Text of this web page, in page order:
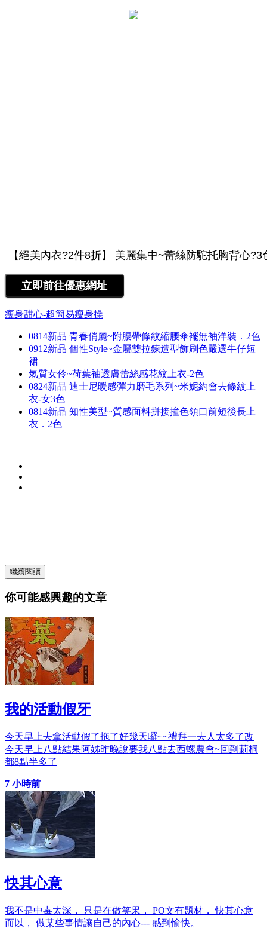
瘦身甜心-超簡易瘦身操
0814新品 青春俏麗~附腰帶條紋縮腰傘襬無袖洋裝．2色
0912新品 個性Style~金屬雙拉鍊造型飾刷色嚴選牛仔短
裙
氣質女伶~荷葉袖透膚蕾絲感花紋上衣-2色
0824新品 迪士尼暖感彈力磨毛系列~米妮約會去條紋上
衣-女3色
0814新品 知性美型~質感面料拼接撞色領口前短後長上
衣．2色
繼續閱讀
你可能感興趣的文章
我的活動假牙
今天早上去拿活動假了拖了好幾天囉~~禮拜一去人太多了改
今天早上八點結果阿姊昨晚說要我八點去西螺農會~回到莿桐
都8點半多了
7 小時前
快其心意
我不是中毒太深， 只是在做笑果， PO文有題材， 快其心意
而以， 做某些事情讓自己的內心--- 感到愉快。